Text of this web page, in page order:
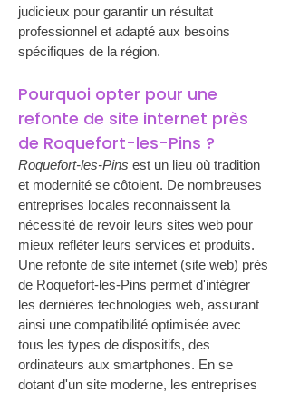
judicieux pour garantir un résultat
professionnel et adapté aux besoins
spécifiques de la région.
Pourquoi opter pour une
refonte de site internet près
de Roquefort-les-Pins ?
Roquefort-les-Pins est un lieu où tradition
et modernité se côtoient. De nombreuses
entreprises locales reconnaissent la
nécessité de revoir leurs sites web pour
mieux refléter leurs services et produits.
Une refonte de site internet (site web) près
de Roquefort-les-Pins permet d'intégrer
les dernières technologies web, assurant
ainsi une compatibilité optimisée avec
tous les types de dispositifs, des
ordinateurs aux smartphones. En se
dotant d'un site moderne, les entreprises